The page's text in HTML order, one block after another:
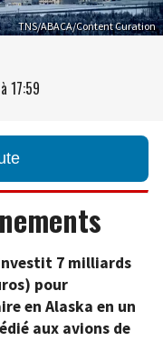
TNS/ABACA/Content Curation
à 17:59
7 milliards
pour
en Alaska en un
aux avions de